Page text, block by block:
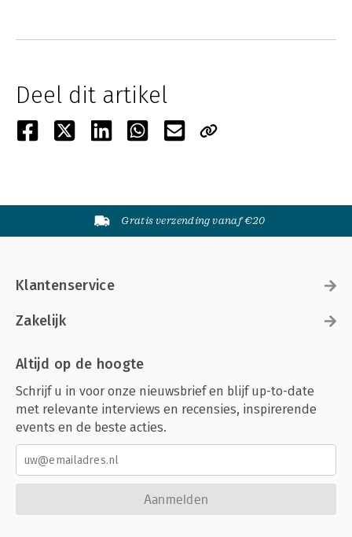
Deel dit artikel
Gratis verzending vanaf €20
Klantenservice
Zakelijk
Altijd op de hoogte
Schrijf u in voor onze nieuwsbrief en blijf up-to-date
met relevante interviews en recensies, inspirerende
events en de beste acties.
Aanmelden